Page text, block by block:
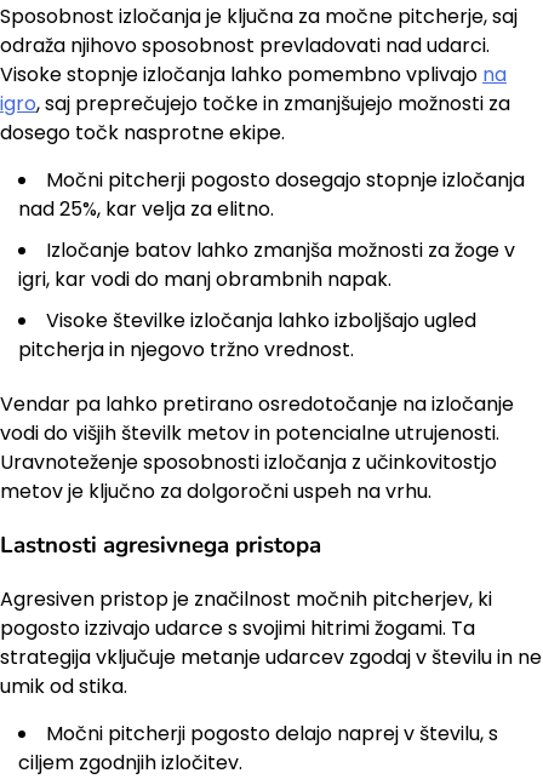
Sposobnost izločanja je ključna za močne pitcherje, saj
odraža njihovo sposobnost prevladovati nad udarci.
Visoke stopnje izločanja lahko pomembno vplivajo na
igro, saj preprečujejo točke in zmanjšujejo možnosti za
dosego točk nasprotne ekipe.
Močni pitcherji pogosto dosegajo stopnje izločanja
nad 25%, kar velja za elitno.
Izločanje batov lahko zmanjša možnosti za žoge v
igri, kar vodi do manj obrambnih napak.
Visoke številke izločanja lahko izboljšajo ugled
pitcherja in njegovo tržno vrednost.
Vendar pa lahko pretirano osredotočanje na izločanje
vodi do višjih številk metov in potencialne utrujenosti.
Uravnoteženje sposobnosti izločanja z učinkovitostjo
metov je ključno za dolgoročni uspeh na vrhu.
Lastnosti agresivnega pristopa
Agresiven pristop je značilnost močnih pitcherjev, ki
pogosto izzivajo udarce s svojimi hitrimi žogami. Ta
strategija vključuje metanje udarcev zgodaj v številu in ne
umik od stika.
Močni pitcherji pogosto delajo naprej v številu, s
ciljem zgodnjih izločitev.